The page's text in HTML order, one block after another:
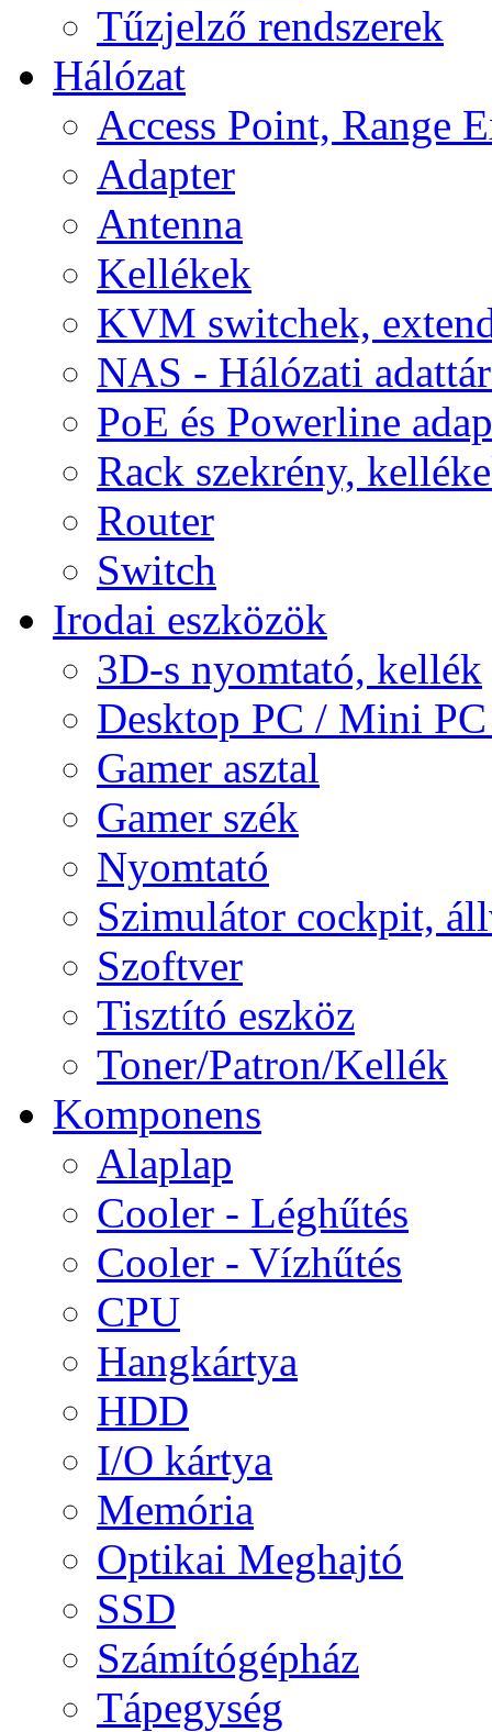
Tűzjelző rendszerek
Hálózat
Access Point, Range
Adapter
Antenna
Kellékek
KVM switchek,
NAS - Hálózati
PoE és Powerline
Rack szekrény,
Router
Switch
Irodai eszközök
3D-s nyomtató, kellék
Desktop PC / Mini
Gamer asztal
Gamer szék
Nyomtató
Szimulátor cockpit,
Szoftver
Tisztító eszköz
Toner/Patron/Kellék
Komponens
Alaplap
Cooler - Léghűtés
Cooler - Vízhűtés
CPU
Hangkártya
HDD
I/O kártya
Memória
Optikai Meghajtó
SSD
Számítógépház
Tápegység